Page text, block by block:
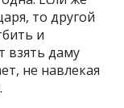
то другой
и
взять даму
не навлекая